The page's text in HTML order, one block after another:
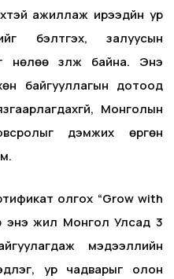
ажиллаж ирээдүйн ур
бэлтгэх, залуусын
үзүүлж байна. Энэ
байгууллагын дотоод
Монголын
дэмжих өргөн
олгох “Grow with
энэ жил Монгол Улсад 3
мэдээллийн
ур чадварыг олон